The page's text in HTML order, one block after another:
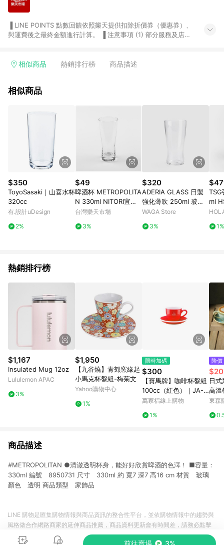
與運費後之最終金額進行計算。 ▐ 注意事項 (1) 部分服務及店家
Smart mobile、神腦生活、JS巨盛、樂天KOBO電子書，請詳閱
台灣樂天市場，並在同一瀏覽器於24小時內結帳，才享有 LINE
使用APP、或中途瀏覽比價網、回饋網、Google等其他網頁、或
由網頁版(電腦版/手機版網頁)切換為App都將會造成追蹤中斷而
無法進行 LINE POINTS 回饋。 (5) LINE 購物為購物資訊整合性
平台，商品資料更新會有時間差，如顯示之商品規格、顏色、價
位、贈品與台灣樂天市場銷售網頁不符，以銷售網頁標示為準。
(6) 導購訂單已逾 365 天，根據台灣樂天回饋規定，逾期訂單將
不符合回饋資格。 (7) 若上述或其他原因，致使消費者無接收到
點數回饋或點數回饋有爭議，台灣樂天市場保有更改條款與法律
追訴之權利，活動詳情以樂天市場網站公告為準。
相似商品 熱銷排行榜 商品描述
相似商品
$350
ToyoSasaki｜山喜水杯
320cc
有.設計uDesign
2%
$49
啤酒杯 METROPOLITA
N 330ml NITORI宜得
利家居
台灣樂天市場
3%
$320
ADERIA GLASS 日製
強化薄吹 250ml 玻璃
啤酒杯｜單品
WAGA Store
3%
TSG
ml
1%
熱銷排行榜
$1,167
Insulated Mug 12oz
Lululemon APAC
3%
$1,950
【九谷燒】青郊窯緣起
小馬克杯盤組-梅菊文
Yahoo購物中心
1%
限時加碼
$300
【寶馬牌】咖啡杯盤組
100cc（紅色）｜JA-C
100-SET-R
萬家福線上購物
1%
降價
日
高溫
杯宿
東森
商品描述
#METROPOLITAN ●清澈透明杯身，能好好欣賞啤酒的色澤！ ■容量：
330ml 編號 8950731 尺寸 330ml 約 寬7 深7 高16 cm 材質 玻璃
顏色 透明 商品類型 家飾品
前往賣場 3%
LINE 購物是匯集購物情報與商品資訊的整合性平台，並依購物情報中的趨勢與
風格做合作網路商家的延伸商品推薦，商品資料更新會有時間差，請務必點擊
商品至各合作網路商家，確認現售價與購物條件，一切資訊以合作廠商網頁為